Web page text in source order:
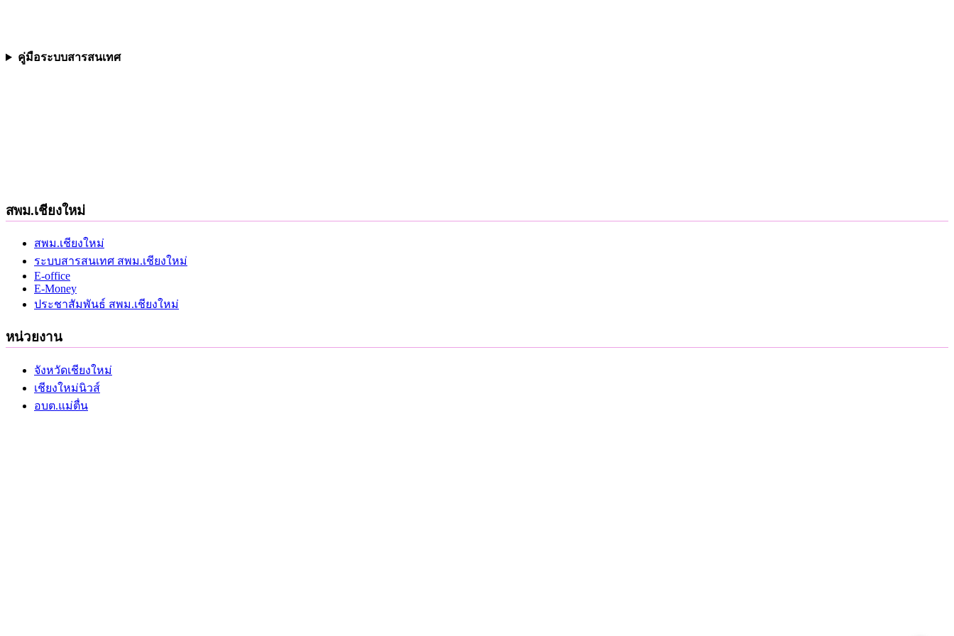
คู่มือระบบสารสนเทศ
สพม.เชียงใหม่
สพม.เชียงใหม่
ระบบสารสนเทศ สพม.เชียงใหม่
E-office
E-Money
ประชาสัมพันธ์ สพม.เชียงใหม่
หน่วยงาน
จังหวัดเชียงใหม่
เชียงใหม่นิวส์
อบต.แม่ตื่น